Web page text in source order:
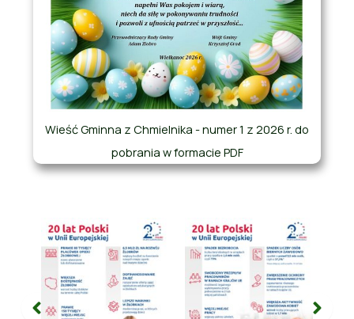
Wieść Gminna z Chmielnika - numer 1 z 2026 r. do
pobrania w formacie PDF